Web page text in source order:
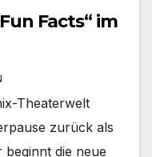
Facts“ im
Theaterwelt
zurück als
beginnt die neue